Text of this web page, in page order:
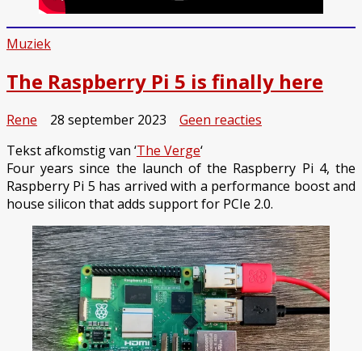
Muziek
The Raspberry Pi 5 is finally here
Rene 28 september 2023 Geen reacties
Pi
5
is
finally
here
Tekst afkomstig van ‘The Verge‘
Four years since the launch of the Raspberry Pi 4, the
Raspberry Pi 5 has arrived with a performance boost and
house silicon that adds support for PCIe 2.0.